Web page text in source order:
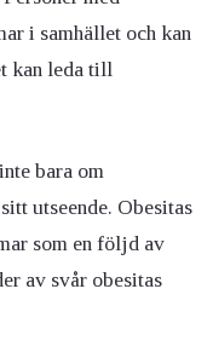
i samhället och kan
kan leda till
bara om
utseende. Obesitas
som en följd av
av svår obesitas